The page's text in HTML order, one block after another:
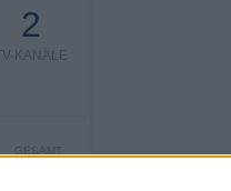
2
KANÄLE
GESAMT